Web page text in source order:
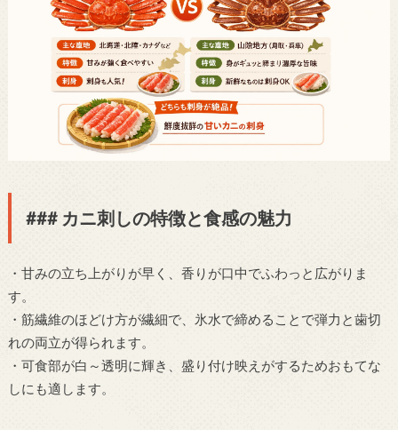
### カニ刺しの特徴と食感の魅力
・甘みの立ち上がりが早く、香りが口中でふわっと広がりま
す。
・筋繊維のほどけ方が繊細で、氷水で締めることで弾力と歯切
れの両立が得られます。
・可食部が白～透明に輝き、盛り付け映えがするためおもてな
しにも適します。